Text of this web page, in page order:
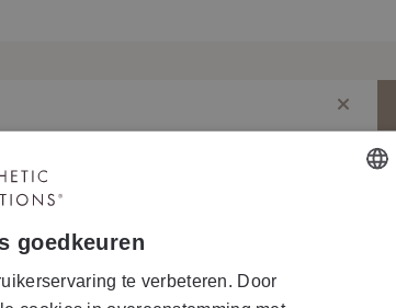
goedkeuren
te verbeteren. Door